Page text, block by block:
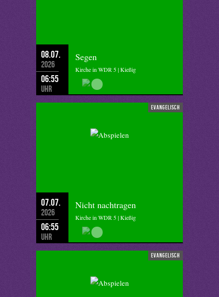
08.07.
2026
06:55
Uhr
Segen
Kirche in WDR 5 | Kießig
evangelisch
07.07.
2026
06:55
Uhr
Nicht nachtragen
Kirche in WDR 5 | Kießig
evangelisch